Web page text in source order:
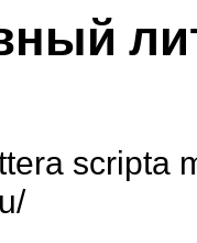
scripta